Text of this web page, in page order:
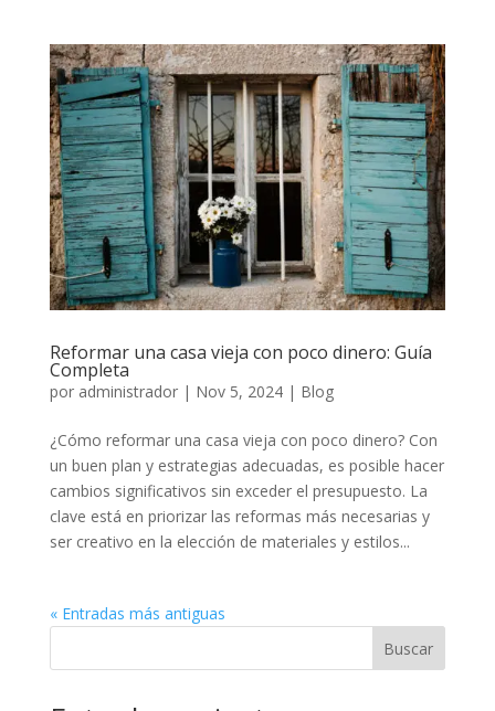
Reformar una casa vieja con poco dinero: Guía
Completa
por administrador| Nov 5, 2024| Blog
¿Cómo reformar una casa vieja con poco dinero? Con
un buen plan y estrategias adecuadas, es posible hacer
cambios significativos sin exceder el presupuesto. La
clave está en priorizar las reformas más necesarias y
ser creativo en la elección de materiales y estilos...
« Entradas más antiguas
Buscar